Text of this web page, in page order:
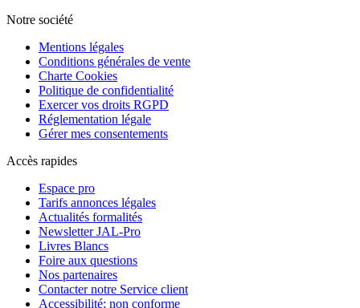
Notre société
Mentions légales
Conditions générales de vente
Charte Cookies
Politique de confidentialité
Exercer vos droits RGPD
Réglementation légale
Gérer mes consentements
Accès rapides
Espace pro
Tarifs annonces légales
Actualités formalités
Newsletter JAL-Pro
Livres Blancs
Foire aux questions
Nos partenaires
Contacter notre Service client
Accessibilité: non conforme